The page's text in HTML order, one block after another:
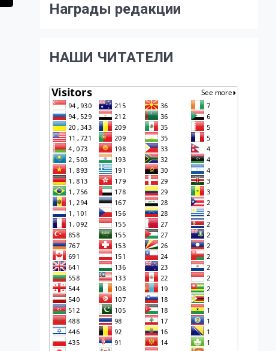
Награды редакции
НАШИ ЧИТАТЕЛИ